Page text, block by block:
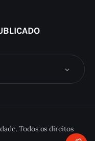
Todos os direitos